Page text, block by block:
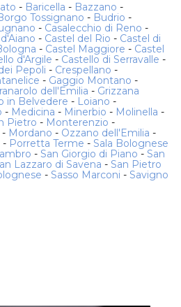
- Baricella - Bazzano -
Tossignano - Budrio -
- Casalecchio di Reno -
- Castel del Rio - Castel di
- Castel Maggiore - Castel
d'Argile - Castello di Serravalle -
Pepoli - Crespellano -
- Gaggio Montano -
dell'Emilia - Grizzana
in Belvedere - Loiano -
- Medicina - Minerbio - Molinella -
Pietro - Monterenzio -
- Mordano - Ozzano dell'Emilia -
- Porretta Terme - Sala Bolognese
- San Giorgio di Piano - San
Lazzaro di Savena - San Pietro
- Sasso Marconi - Savigno